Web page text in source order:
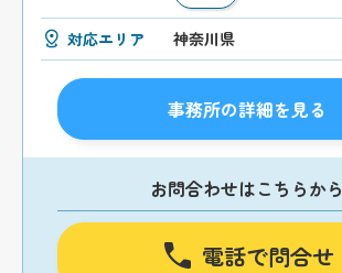
対応エリア 神奈川県
事務所の詳細を見る
お問合わせはこちらから
電話で問合せ